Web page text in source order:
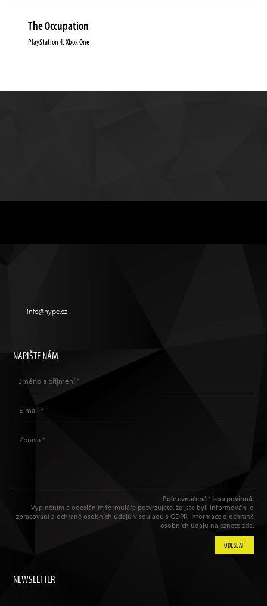
The Occupation
PlayStation 4, Xbox One
info@hype.cz
NEWSLETTER
NAPIŠTE NÁM
Pole označená * jsou povinná.
Vyplněním a odesláním formuláře potvrzujete, že jste byli informováni o
zpracování a ochraně osobních údajů v souladu s GDPR. Informace o ochraně
osobních údajů naleznete zde.
ODESLAT